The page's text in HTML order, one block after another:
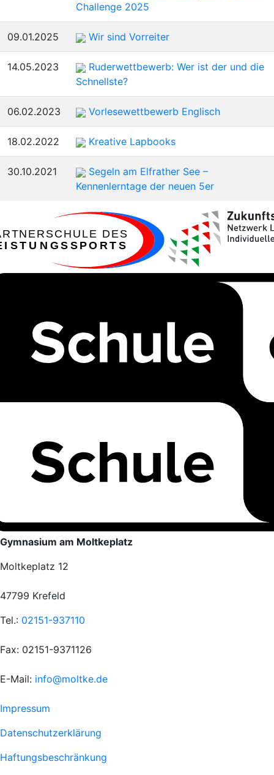
Challenge 2025
09.01.2025 Wir sind Vorreiter
14.05.2023
Ruderwettbewerb: Wer ist der und die
Schnellste?
06.02.2023 Vorlesewettbewerb Englisch
18.02.2022 Kreative Lapbooks
30.10.2021
Segeln am Elfrather See –
Kennenlerntage der neuen 5er
ARTNERSCHULE DES
EISTUNGSSPORTS
Gymnasium am Moltkeplatz
Moltkeplatz 12
47799 Krefeld
Tel.: 02151-937110
Fax: 02151-9371126
E-Mail: info@moltke.de
Menu
Fußzeile
1
Impressum
Datenschutzerklärung
Haftungsbeschränkung